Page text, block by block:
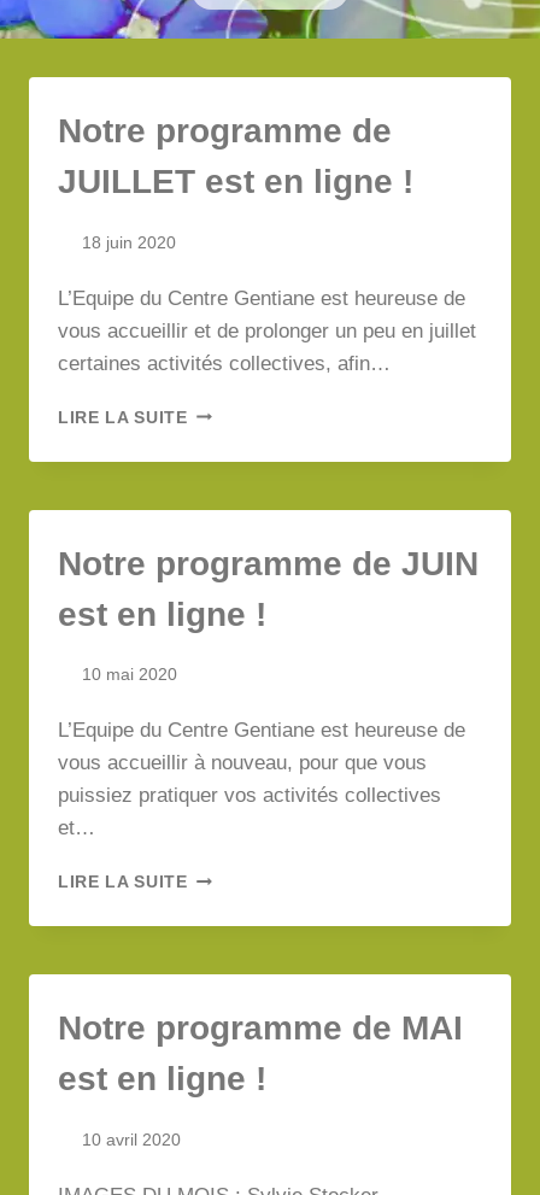
Notre programme de
JUILLET est en ligne !
18 juin 2020
L’Equipe du Centre Gentiane est heureuse de
vous accueillir et de prolonger un peu en juillet
certaines activités collectives, afin…
LIRE LA SUITENOTRE
DE
EST
LIGNE
Notre programme de JUIN
est en ligne !
10 mai 2020
L’Equipe du Centre Gentiane est heureuse de
vous accueillir à nouveau, pour que vous
puissiez pratiquer vos activités collectives
et…
LIRE LA SUITENOTRE
DE
EST
LIGNE
Notre programme de MAI
est en ligne !
10 avril 2020